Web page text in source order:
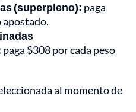
(superpleno): paga
apostado.
paga $308 por cada peso
al momento de